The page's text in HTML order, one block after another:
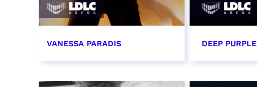
VANESSA PARADIS DEEP PURPLE